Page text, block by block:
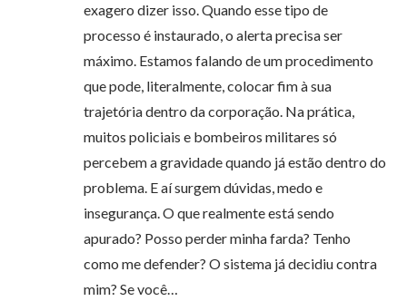
exagero dizer isso. Quando esse tipo de
processo é instaurado, o alerta precisa ser
máximo. Estamos falando de um procedimento
que pode, literalmente, colocar fim à sua
trajetória dentro da corporação. Na prática,
muitos policiais e bombeiros militares só
percebem a gravidade quando já estão dentro do
problema. E aí surgem dúvidas, medo e
insegurança. O que realmente está sendo
apurado? Posso perder minha farda? Tenho
como me defender? O sistema já decidiu contra
mim? Se você…